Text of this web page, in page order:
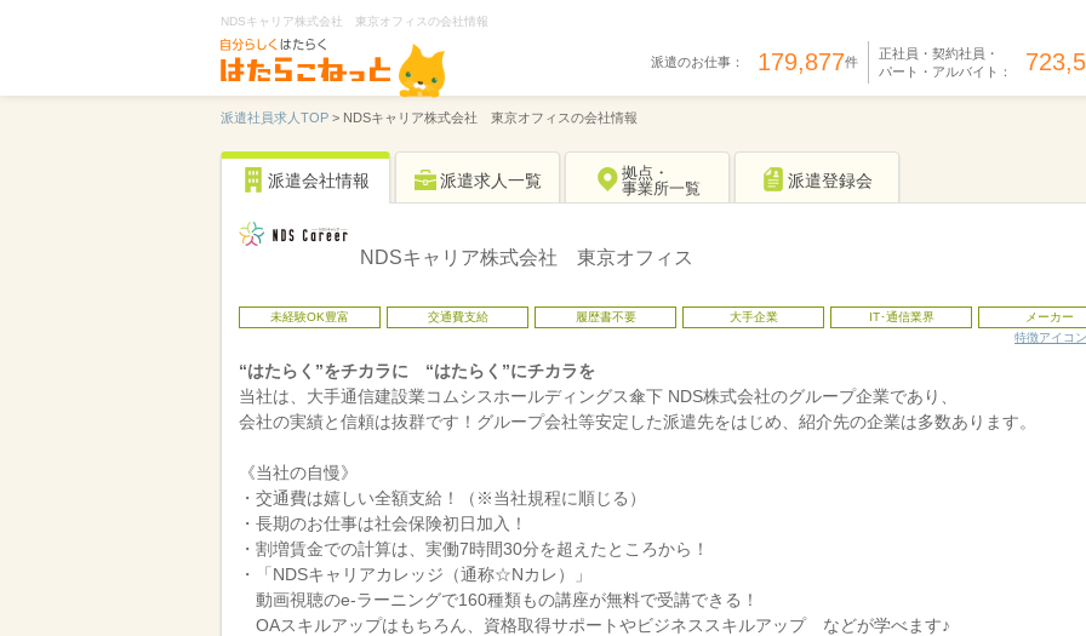
NDSキャリア株式会社 東京オフィスの会社情報
派遣のお仕事： 179,877件
正社員・契約社員・
パート・アルバイト：
派遣社員求人TOP > NDSキャリア株式会社 東京オフィスの会社情報
派遣会社情報 派遣求人一覧
拠点・
事業所一覧
派遣登録会
NDSキャリア株式会社 東京オフィス
未経験OK豊富 交通費支給 履歴書不要 大手企業 IT･通信業界
メーカー
特徴アイコ
“はたらく”をチカラに “はたらく”にチカラを
当社は、大手通信建設業コムシスホールディングス傘下 NDS株式会社のグループ企業であり、
会社の実績と信頼は抜群です！グループ会社等安定した派遣先をはじめ、紹介先の企業は多数あります。
《当社の自慢》
・交通費は嬉しい全額支給！（※当社規程に順じる）
・長期のお仕事は社会保険初日加入！
・割増賃金での計算は、実働7時間30分を超えたところから！
・「NDSキャリアカレッジ（通称☆Nカレ）」
動画視聴のe-ラーニングで160種類もの講座が無料で受講できる！
OAスキルアップはもちろん、資格取得サポートやビジネススキルアップ などが学べます♪